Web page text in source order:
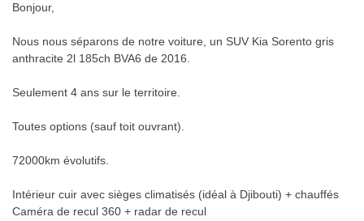
Bonjour,
Nous nous séparons de notre voiture, un SUV Kia Sorento gris
anthracite 2l 185ch BVA6 de 2016.
Seulement 4 ans sur le territoire.
Toutes options (sauf toit ouvrant).
72000km évolutifs.
Intérieur cuir avec sièges climatisés (idéal à Djibouti) + chauffés
Caméra de recul 360 + radar de recul